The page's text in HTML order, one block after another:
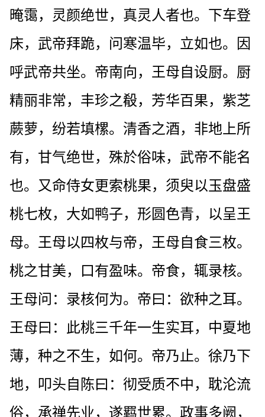
晻霭，灵颜绝世，真灵人者也。下车登
床，武帝拜跪，问寒温毕，立如也。因
呼武帝共坐。帝南向，王母自设厨。厨
精丽非常，丰珍之殽，芳华百果，紫芝
蕨萝，纷若填樏。清香之酒，非地上所
有，甘气绝世，殊於俗味，武帝不能名
也。又命侍女更索桃果，须臾以玉盘盛
桃七枚，大如鸭子，形圆色青，以呈王
母。王母以四枚与帝，王母自食三枚。
桃之甘美，口有盈味。帝食，辄录核。
王母问：录核何为。帝曰：欲种之耳。
王母曰：此桃三千年一生实耳，中夏地
薄，种之不生，如何。帝乃止。徐乃下
地，叩头自陈曰：彻受质不中，耽沦流
俗，承禅先业，遂羁世累。政事多阙，